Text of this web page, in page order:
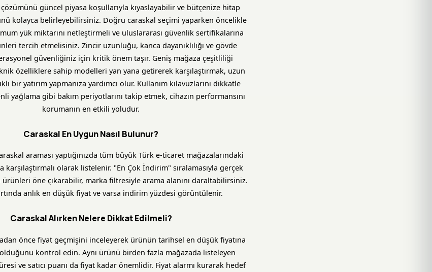
güncel piyasa koşullarıyla kıyaslayabilir ve bütçenize hitap
kolayca belirleyebilirsiniz. Doğru caraskal seçimi yaparken öncelikle
yük miktarını netleştirmeli ve uluslararası güvenlik sertifikalarına
tercih etmelisiniz. Zincir uzunluğu, kanca dayanıklılığı ve gövde
güvenliğiniz için kritik önem taşır. Geniş mağaza çeşitliliği
özelliklere sahip modelleri yan yana getirerek karşılaştırmak, uzun
bir yatırım yapmanıza yardımcı olur. Kullanım kılavuzlarını dikkatle
yağlama gibi bakım periyotlarını takip etmek, cihazın performansını
korumanın en etkili yoludur.
Caraskal En Uygun Nasıl Bulunur?
araması yaptığınızda tüm büyük Türk e-ticaret mağazalarındaki
karşılaştırmalı olarak listelenir. "En Çok İndirim" sıralamasıyla gerçek
öne çıkarabilir, marka filtresiyle arama alanını daraltabilirsiniz.
anlık en düşük fiyat ve varsa indirim yüzdesi görüntülenir.
Caraskal Alırken Nelere Dikkat Edilmeli?
önce fiyat geçmişini inceleyerek ürünün tarihsel en düşük fiyatına
kontrol edin. Aynı ürünü birden fazla mağazada listeleyen
ve satıcı puanı da fiyat kadar önemlidir. Fiyat alarmı kurarak hedef